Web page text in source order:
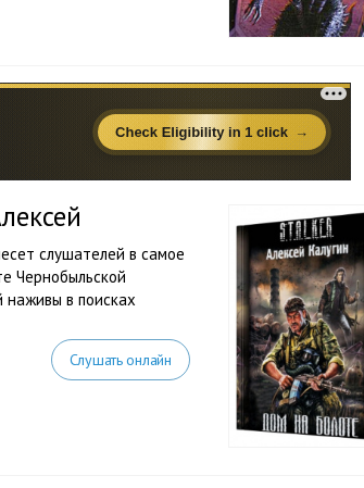
слушателей в самое
Чернобыльской
в поисках
Слушать онлайн